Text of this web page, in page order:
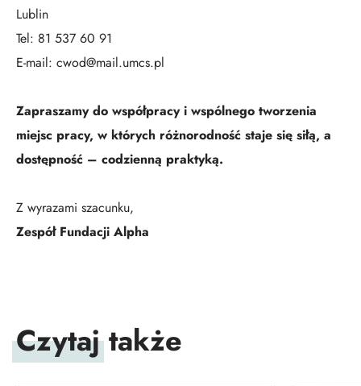
Lublin
Tel: 81 537 60 91
E-mail: cwod@mail.umcs.pl
Zapraszamy do współpracy i wspólnego tworzenia
miejsc pracy, w których różnorodność staje się siłą, a
dostępność – codzienną praktyką.
Z wyrazami szacunku,
Zespół Fundacji Alpha
Czytajtakże